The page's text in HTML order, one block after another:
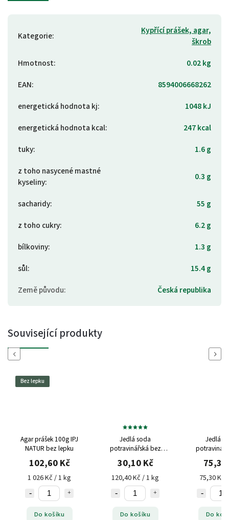
Kategorie:
Kypřící prášek, agar,
škrob
Hmotnost:
0.02 kg
EAN:
8594006668262
energetická hodnota kj:
1048 kJ
energetická hodnota kcal:
247 kcal
tuky:
1.6 g
z toho nasycené mastné
kyseliny: 0.3 g
sacharidy:
55 g
z toho cukry:
6.2 g
bílkoviny:
1.3 g
sůl:
15.4 g
Země původu: Česká republika
Související produkty
Previous
Jedlá soda
potravinářská bez
hliníku 250g IPJ NATUR
30,10 Kč
120,40 Kč / 1 kg
Do košíku
Jedlá soda
potravinářská bez
hliníku 1kg IPJ NATUR
75,30 Kč
75,30 Kč / 1 kg
Do košíku
Droždí
vlaštovkou
881,82
Do
Next